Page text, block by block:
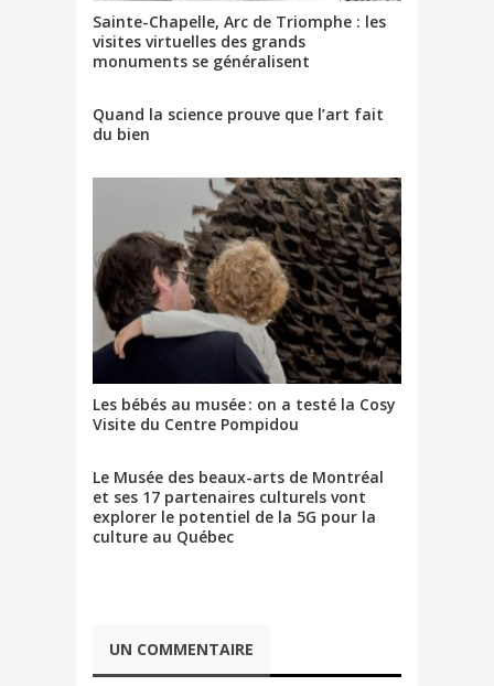
Sainte-Chapelle, Arc de Triomphe : les
visites virtuelles des grands
monuments se généralisent
Quand la science prouve que l’art fait
du bien
Les bébés au musée : on a testé la Cosy
Visite du Centre Pompidou
Le Musée des beaux-arts de Montréal
et ses 17 partenaires culturels vont
explorer le potentiel de la 5G pour la
culture au Québec
UN COMMENTAIRE